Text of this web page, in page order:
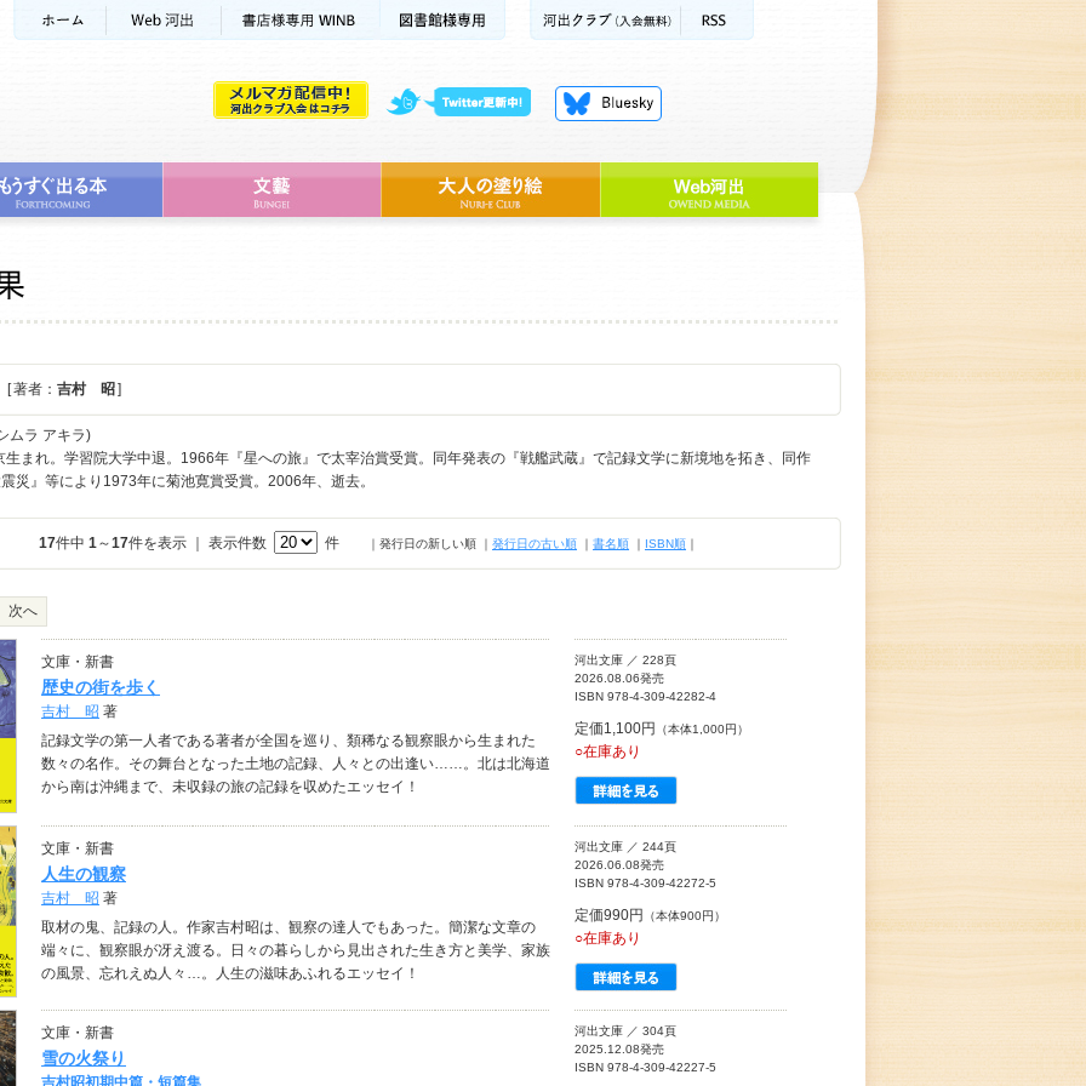
[ 著者： 吉村 昭]
ムラ アキラ)
生まれ。学習院大学中退。1966年『星への旅』で太宰治賞受賞。同年発表の『戦艦武蔵』で記録文学に新境地を拓き、同作
災』等により1973年に菊池寛賞受賞。2006年、逝去。
17件中 1～17件を表示 ｜ 表示件数 件 ｜発行日の新しい順 ｜ 発行日の古い順 ｜ 書名順 ｜ ISBN順 ｜
次へ
文庫・新書
歴史の街を歩く
吉村 昭 著
記録文学の第一人者である著者が全国を巡り、類稀なる観察眼から生まれた
数々の名作。その舞台となった土地の記録、人々との出逢い……。北は北海道
から南は沖縄まで、未収録の旅の記録を収めたエッセイ！
河出文庫 ／ 228頁
2026.08.06発売
ISBN 978-4-309-42282-4
定価1,100円 （本体1,000円）
○在庫あり
文庫・新書
人生の観察
吉村 昭 著
取材の鬼、記録の人。作家吉村昭は、観察の達人でもあった。簡潔な文章の
端々に、観察眼が冴え渡る。日々の暮らしから見出された生き方と美学、家族
の風景、忘れえぬ人々…。人生の滋味あふれるエッセイ！
河出文庫 ／ 244頁
2026.06.08発売
ISBN 978-4-309-42272-5
定価990円 （本体900円）
○在庫あり
文庫・新書
雪の火祭り
吉村昭初期中篇・短篇集
河出文庫 ／ 304頁
2025.12.08発売
ISBN 978-4-309-42227-5